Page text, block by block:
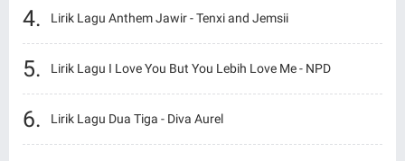
Lirik Lagu Anthem Jawir - Tenxi and Jemsii
Lirik Lagu I Love You But You Lebih Love Me - NPD
Lirik Lagu Dua Tiga - Diva Aurel